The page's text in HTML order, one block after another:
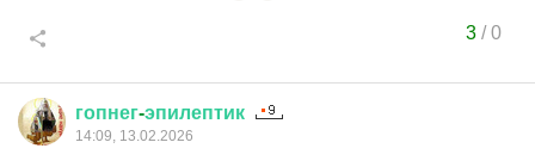
3/0
гопнег-эпилептик
14:09, 13.02.2026